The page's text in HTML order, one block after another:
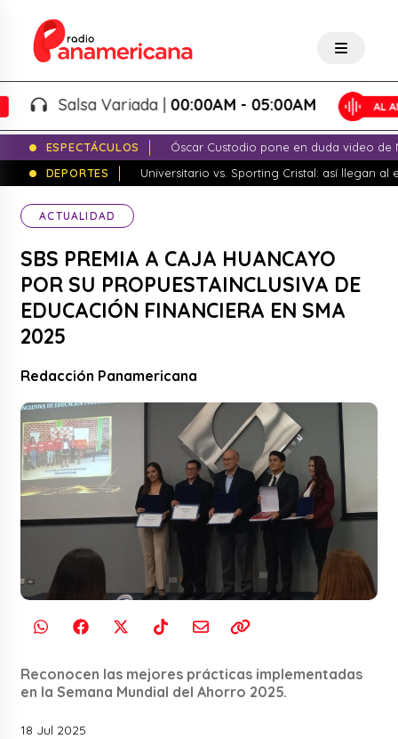
Salsa Variada |00:00AM - 05:00AM
ESPECTÁCULOS
Óscar Custodio pone en duda video de
DEPORTES
Universitario vs. Sporting Cristal: así llegan al
ACTUALIDAD
SBS PREMIA A CAJA HUANCAYO
POR SU PROPUESTAINCLUSIVA DE
EDUCACIÓN FINANCIERA EN SMA
2025
Redacción Panamericana
Reconocen las mejores prácticas implementadas
en la Semana Mundial del Ahorro 2025.
18 Jul 2025